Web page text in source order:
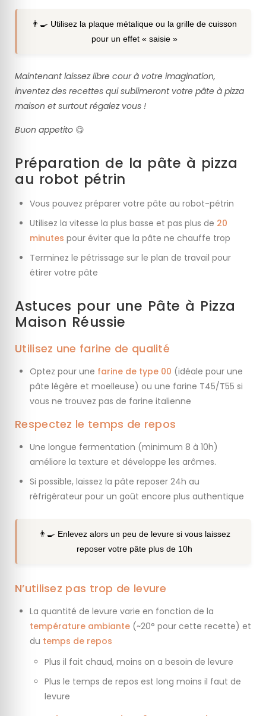
👨‍🍳 Utilisez la plaque métalique ou la grille de cuisson
pour un effet « saisie »
Maintenant laissez libre cour à votre imagination,
inventez des recettes qui sublimeront votre pâte à pizza
maison et surtout régalez vous !
Buon appetito 😋
Préparation de la pâte à pizza
au robot pétrin
Vous pouvez préparer votre pâte au robot-pétrin
Utilisez la vitesse la plus basse et pas plus de 20
minutes pour éviter que la pâte ne chauffe trop
Terminez le pétrissage sur le plan de travail pour
étirer votre pâte
Astuces pour une Pâte à Pizza
Maison Réussie
Utilisez une farine de qualité
Optez pour une farine de type 00 (idéale pour une
pâte légère et moelleuse) ou une farine T45/T55 si
vous ne trouvez pas de farine italienne
Respectez le temps de repos
Une longue fermentation (minimum 8 à 10h)
améliore la texture et développe les arômes.
Si possible, laissez la pâte reposer 24h au
réfrigérateur pour un goût encore plus authentique
👨‍🍳 Enlevez alors un peu de levure si vous laissez
reposer votre pâte plus de 10h
N’utilisez pas trop de levure
La quantité de levure varie en fonction de la
température ambiante (~20° pour cette recette) et
du temps de repos
Plus il fait chaud, moins on a besoin de levure
Plus le temps de repos est long moins il faut de
levure